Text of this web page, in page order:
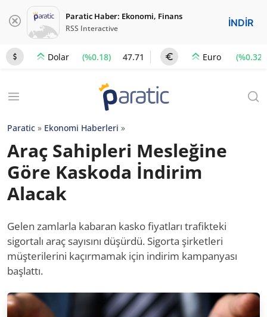
Paratic Haber: Ekonomi, Finans
RSS Interactive İNDİR
Dolar (%0.18) 47.71 Euro (%0.32)
Paratic » Ekonomi Haberleri »
Araç Sahipleri Mesleğine
Göre Kaskoda İndirim
Alacak
Gelen zamlarla kabaran kasko fiyatları trafikteki
sigortalı araç sayısını düşürdü. Sigorta şirketleri
müşterilerini kaçırmamak için indirim kampanyası
başlattı.